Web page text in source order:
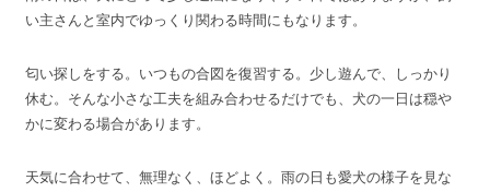
い主さんと室内でゆっくり関わる時間にもなります。
匂い探しをする。いつもの合図を復習する。少し遊んで、しっかり
休む。そんな小さな工夫を組み合わせるだけでも、犬の一日は穏や
かに変わる場合があります。
天気に合わせて、無理なく、ほどよく。雨の日も愛犬の様子を見な